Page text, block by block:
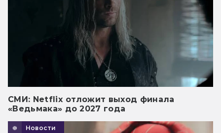
СМИ: Netflix отложит выход финала
«Ведьмака» до 2027 года
Новости